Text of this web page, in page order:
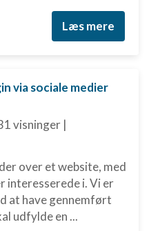
Læs mere
via sociale medier
visninger |
over et website, med
interesserede i. Vi er
at have gennemført
udfylde en ...
indhold
indhold
eller
forskellige